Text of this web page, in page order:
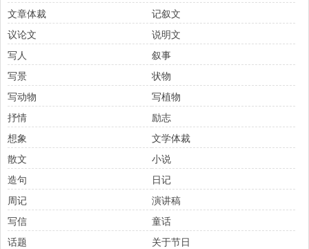
文章体裁
记叙文
议论文
说明文
写人
叙事
写景
状物
写动物
写植物
抒情
励志
想象
文学体裁
散文
小说
造句
日记
周记
演讲稿
写信
童话
话题
关于节日